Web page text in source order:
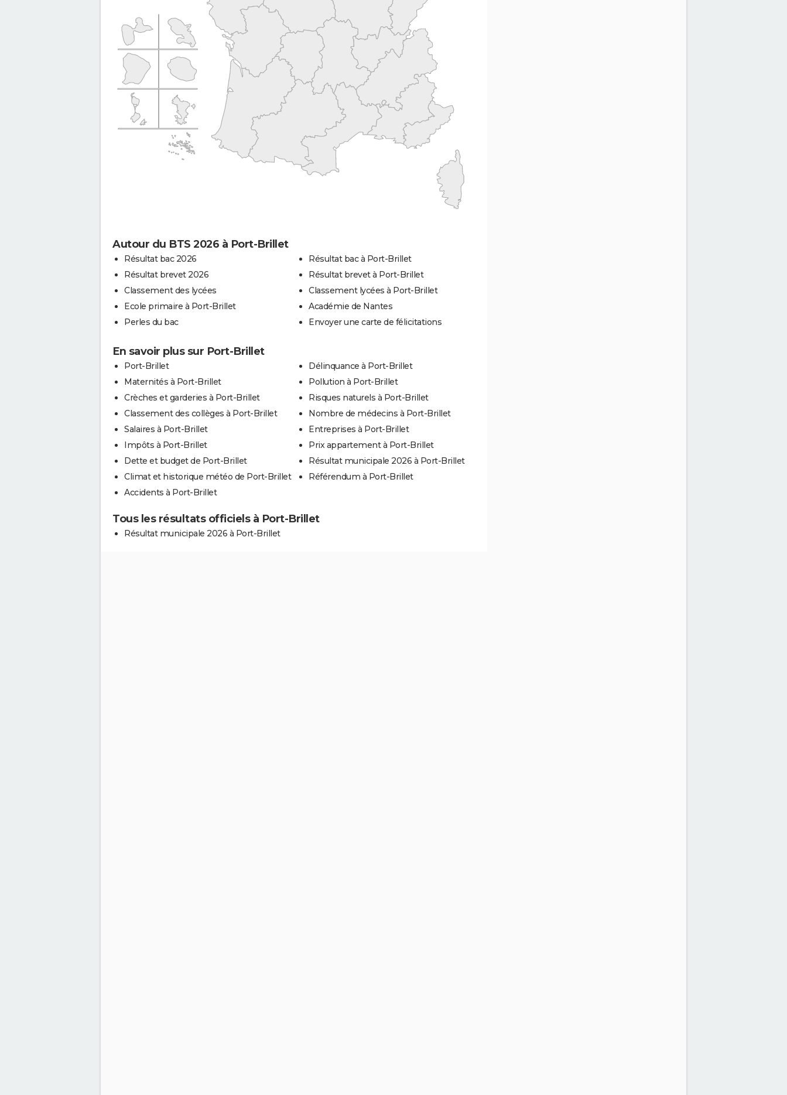
Autour du BTS 2026 à Port-Brillet
Résultat bac 2026
Résultat brevet 2026
Classement des lycées
Ecole primaire à Port-Brillet
Perles du bac
Résultat bac à Port-Brillet
Résultat brevet à Port-Brillet
Classement lycées à Port-Brillet
Académie de Nantes
Envoyer une carte de félicitations
En savoir plus sur Port-Brillet
Port-Brillet
Maternités à Port-Brillet
Crèches et garderies à Port-Brillet
Classement des collèges à Port-Brillet
Salaires à Port-Brillet
Impôts à Port-Brillet
Dette et budget de Port-Brillet
Climat et historique météo de Port-Brillet
Accidents à Port-Brillet
Délinquance à Port-Brillet
Pollution à Port-Brillet
Risques naturels à Port-Brillet
Nombre de médecins à Port-Brillet
Entreprises à Port-Brillet
Prix appartement à Port-Brillet
Résultat municipale 2026 à Port-Brillet
Référendum à Port-Brillet
Tous les résultats officiels à Port-Brillet
Résultat municipale 2026 à Port-Brillet